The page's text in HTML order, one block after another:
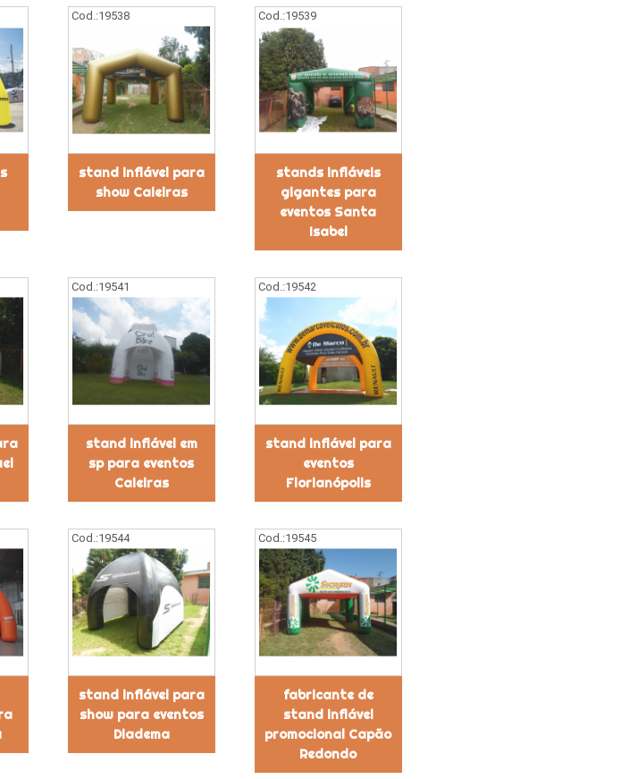
Cod.:19538
stand inflável para
show Caieiras
Cod.:19539
stands infláveis
gigantes para
eventos Santa
Isabel
Cod.:19541
stand inflável em
sp para eventos
Caieiras
Cod.:19542
stand inflável para
eventos
Florianópolis
Cod.:19544
stand inflável para
show para eventos
Diadema
Cod.:19545
fabricante de
stand inflável
promocional Capão
Redondo